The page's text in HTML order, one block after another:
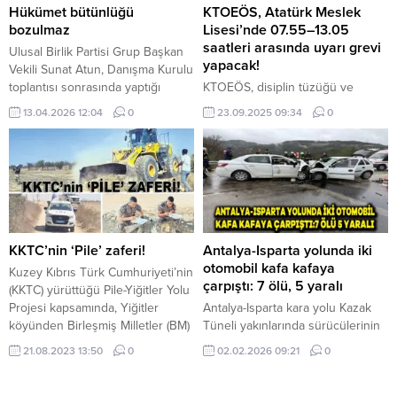
(MEB), KKTC’nin MEB’ini ihlal
etmektedir ve KKTC Hükümeti
olarak bu anlaşmayı
reddediyoruz” dedi. “Rum tarafı,
Anavatan Türkiye’nin askeri...
kurumları 29-30 Temmuz
günlerinde tatil edilmiştir. Gerekli
durumlarda çalışmalar...
Hükümet bütünlüğü
bozulmaz
Ulusal Birlik Partisi Grup Başkan
Vekili Sunat Atun, Danışma Kurulu
toplantısı sonrasında yaptığı
açıklamada, bu hafta Cumhuriyet
Meclisi Genel Kurulu’nun
toplanmayacağını, sürece ilişkin
yeni yol haritasının ise
önümüzdeki hafta netleşeceğini
söyledi. Koalisyon ortaklarından
gelen açıklamaların hatırlatılması
üzerine konuşan Atun, hükümetin
bütünlüğünün bozulacağı
ihtimaline katılmadığını söyledi.
Koalisyon ortağı partilerin
düşüncelerini basın...
13.04.2026 12:04 0
KTOEÖS, Atatürk Meslek
Lisesi’nde 07.55–13.05
saatleri arasında uyarı grevi
yapacak!
KTOEÖS, disiplin tüzüğü ve
siyasal dayatmaları protesto için
Atatürk Meslek Lisesi’nde bugün
07.55–13.05 saatleri arasında
uyarı grevi yapacak. Saat 10.00’da
basına geniş açıklama yapılacak.
Kıbrıs Türk Orta Eğitim
Öğretmenler Sendikası (KTOEÖS),
Atatürk Meslek Lisesi’nde bugün
07.55–13.05 saatleri arasında
uyarı grevi yapacak. Sendika
Başkanı Selma Eylem imzasıyla
yapılan açıklamada, disiplin
tüzüğü...
23.09.2025 09:34 0
KKTC’nin ‘Pile’ zaferi!
Kuzey Kıbrıs Türk Cumhuriyeti’nin
(KKTC) yürüttüğü Pile-Yiğitler Yolu
Projesi kapsamında, Yiğitler
köyünden Birleşmiş Milletler (BM)
kontrolündeki Yeşil Hat üzerinde
bulunan Pile köyüne yol
21.08.2023 13:50 0
Antalya-Isparta yolunda iki
otomobil kafa kafaya
çarpıştı: 7 ölü, 5 yaralı
Antalya-Isparta kara yolu Kazak
Tüneli yakınlarında sürücülerinin
ismi henüz öğrenilmeyen iki
otomobil kafa kafaya çarpıştı.
02.02.2026 09:21 0